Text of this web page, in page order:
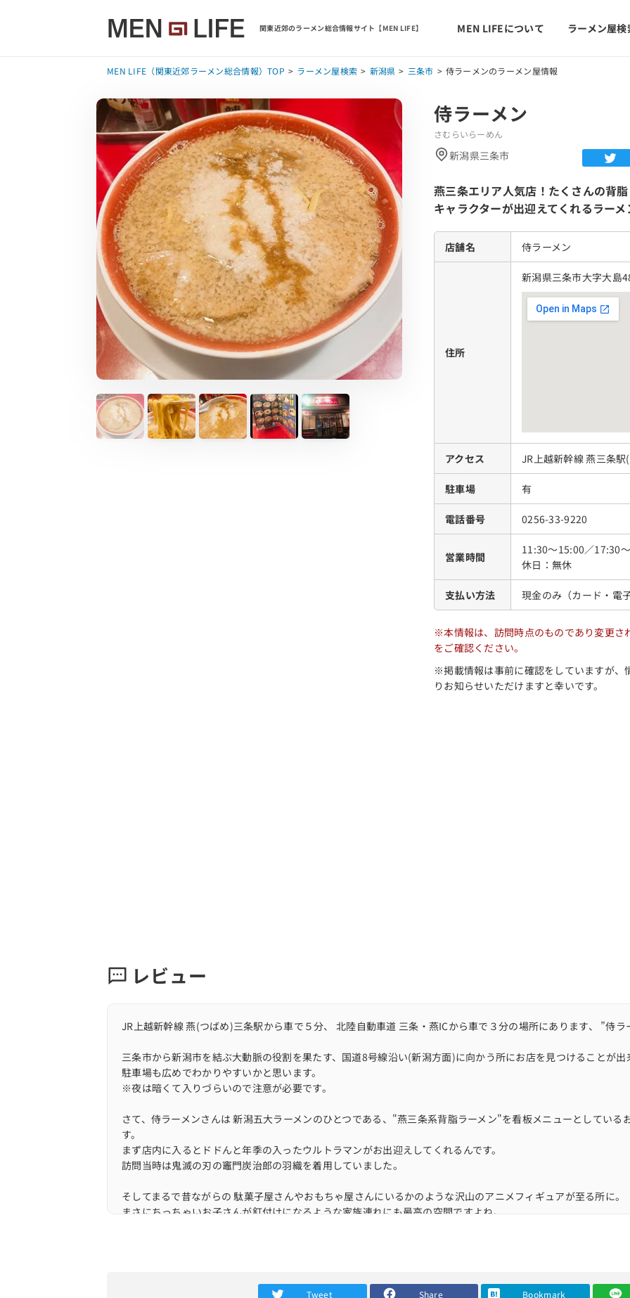
関東近郊のラーメン総合情報サイト【MEN LIFE】 MEN LIFEについて ラーメン屋検
MEN LIFE（関東近郊ラーメン総合情報）TOP ラーメン屋検索 新潟県 三条市 侍ラーメンのラーメン屋情報
侍ラーメン
さむらいらーめん
新潟県三条市
燕三条エリア人気店！たくさんの背
キャラクターが出迎えてくれるラー
店舗名 侍ラーメン
住所
新潟県三条市大字大島
アクセス JR上越新幹線 燕三条
駐車場 有
電話番号 0256-33-9220
営業時間
11:30～15:00／17:30
休日：無休
支払い方法 現金のみ（カード・電
※本情報は、訪問時点のものであり変更さ
をご確認ください。
※掲載情報は事前に確認をしていますが、
りお知らせいただけますと幸いです。
レビュー
JR上越新幹線 燕(つばめ)三条駅から車で５分、 北陸自動車道 三条・燕ICから車で３分の場所にあります、 ”侍
三条市から新潟市を結ぶ大動脈の役割を果たす、国道8号線沿い(新潟方面)に向かう所にお店を見つけることが出
駐車場も広めでわかりやすいかと思います。
※夜は暗くて入りづらいので注意が必要です。
さて、侍ラーメンさんは 新潟五大ラーメンのひとつである、"燕三条系背脂ラーメン"を看板メニューとしている
す。
まず店内に入るとドドんと年季の入ったウルトラマンがお出迎えしてくれるんです。
訪問当時は鬼滅の刃の竈門炭治郎の羽織を着用していました。
そしてまるで昔ながらの 駄菓子屋さんやおもちゃ屋さんにいるかのような沢山のアニメフィギュアが至る所に。
まさにちっちゃいお子さんが釘付けになるような家族連れにも最高の空間ですよね。
Tweet Share Bookmark